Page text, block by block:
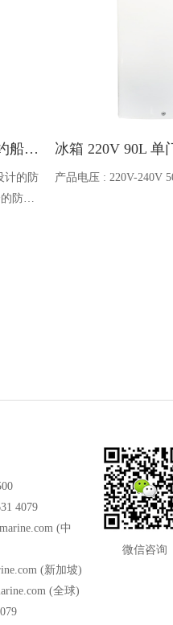
Ocean one对讲机 SOLAS公约船舶消防A600V ATEX防爆对讲机
计的防
防爆
冰箱 220V 90L 单
产品电压 : 220V-240V
4079
(中
(新加坡)
(全球)
微信咨询